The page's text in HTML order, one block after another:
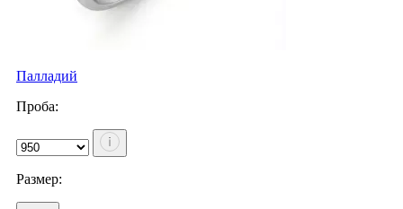
Палладий
Проба:
Размер: